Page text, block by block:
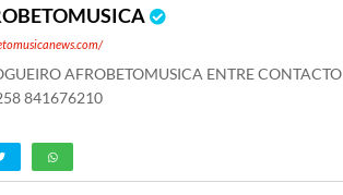
AFROBETOMUSICA ENTRE CONTACTO
841676210